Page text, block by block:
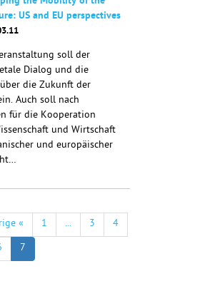
US and EU perspectives
soll der
Dialog und die
die Zukunft der
Auch soll nach
für die Kooperation
und Wirtschaft
und europäischer
« 1 ... 3
4
7